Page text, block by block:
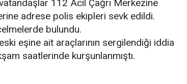
112 Acil Çağrı Merkezine
adrese polis ekipleri sevk edildi.
bulundu.
eşine ait araçlarının sergilendiği iddia
saatlerinde kurşunlanmıştı.